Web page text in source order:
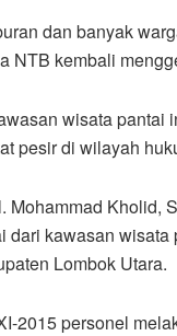
dan banyak
NTB kembali
wisata
pesir di wilayah
Kholid,
kawasan
Lombok Utara.
2015 personel